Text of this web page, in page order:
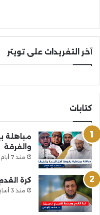
آخر التغريدات على تويتر
كتابات
مباهلة
والفرقة
منذ 7 أيام
كرة
منذ 3 أسابيع